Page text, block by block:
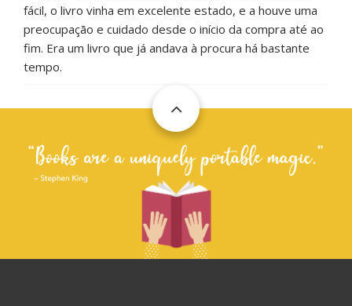
fácil, o livro vinha em excelente estado, e a houve uma
preocupação e cuidado desde o início da compra até ao
fim. Era um livro que já andava à procura há bastante
tempo.